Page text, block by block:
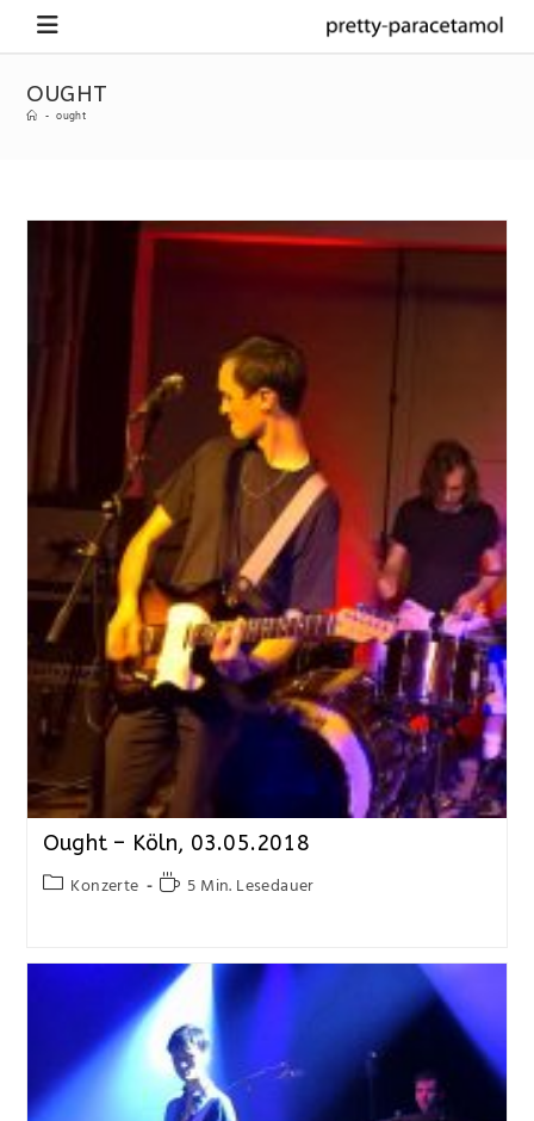
OUGHT
- ought
Ought – Köln, 03.05.2018
Konzerte 5 Min. Lesedauer